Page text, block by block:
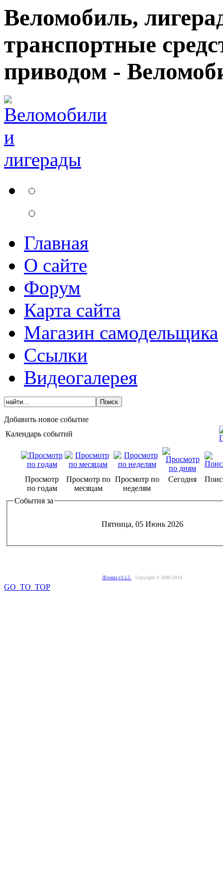
Веломобиль,
транспортные
приводом -
Главная
О сайте
Форум
Карта сайта
Магазин самодельщика
Ссылки
Видеогалерея
Добавить новое событие
Календарь событий
Просмотр
по годам
Просмотр по
месяцам
Просмотр по
неделям
Сегодня
События за
Пятница, 05 Июнь 2026
JEvents v1.5.5 Copyright © 2006-2010
GO_TO_TOP